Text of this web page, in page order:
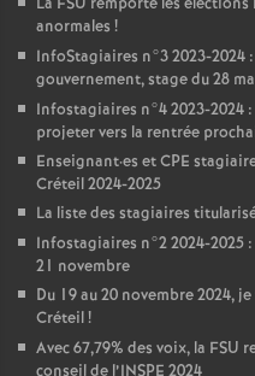
anormales !
InfoStagiaires n°3 2023-2024
gouvernement, stage du 28
Infostagiaires n°4 2023-2024
projeter vers la rentrée
Enseignant·es etCPE
Créteil 2024-2025
La liste des stagiaires
Infostagiaires n°2 2024-2025
21 novembre
Du 19 au 20 novembre 2024,
Créteil!
Avec 67,79% des voix, la FSU